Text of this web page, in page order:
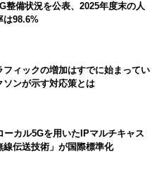
整備状況を公表、2025年度末の人
は98.6%
フィックの増加はすでに始まってい
ソンが示す対応策とは
ーカル5Gを用いたIPマルチキャス
線伝送技術」が国際標準化